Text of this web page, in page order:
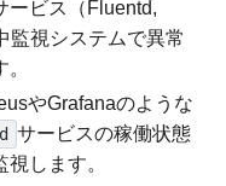
ービス（Fluentd,
監視システムで異常
やGrafanaのような
サービスの稼働状態
します。